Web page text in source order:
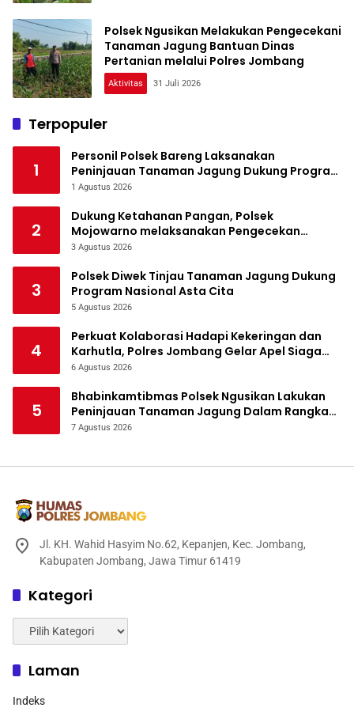
Polsek Ngusikan Melakukan Pengecekani
Tanaman Jagung Bantuan Dinas
Pertanian melalui Polres Jombang
Aktivitas 31 Juli 2026
Terpopuler
1
Personil Polsek Bareng Laksanakan
Peninjauan Tanaman Jagung Dukung Program
Ketahanan Pangan
1 Agustus 2026
2
Dukung Ketahanan Pangan, Polsek
Mojowarno melaksanakan Pengecekan
Tanaman Jagung
3 Agustus 2026
3
Polsek Diwek Tinjau Tanaman Jagung Dukung
Program Nasional Asta Cita
5 Agustus 2026
4
Perkuat Kolaborasi Hadapi Kekeringan dan
Karhutla, Polres Jombang Gelar Apel Siaga
Bencana
6 Agustus 2026
5
Bhabinkamtibmas Polsek Ngusikan Lakukan
Peninjauan Tanaman Jagung Dalam Rangka
Mendukung Ketahanan Pangan
7 Agustus 2026
Jl. KH. Wahid Hasyim No.62, Kepanjen, Kec. Jombang,
Kabupaten Jombang, Jawa Timur 61419
Kategori
Kategori
Laman
Indeks